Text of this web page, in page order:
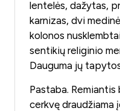
lentelės, dažytas,
karnizas, dvi
kolonos
sentikių religinio
Dauguma jų
Pastaba. Remiantis
cerkvę draudžiama